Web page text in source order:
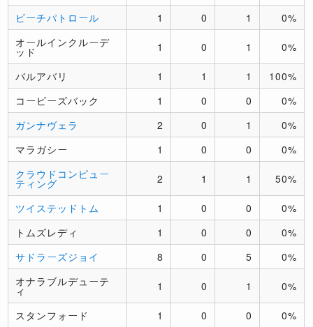
ビーチパトロール 1 0 1
0%
オールインクルーデ
ッド 1 0 1 0%
バルアバリ 1 1 1
100%
コービーズバック
1 0 0
0%
ガンナヴェラ
2 0 1
0%
マラガシー
1 0 0
0%
クラウドコンピュー
ティング 2 1 1 50%
ツイステッドトム 1 0 0
0%
トムズレディ
1 0 0
0%
サドラーズジョイ
8 0 5
0%
オナラブルデューテ
ィ 1 0 1 0%
スタンフォード 1 0 0
0%